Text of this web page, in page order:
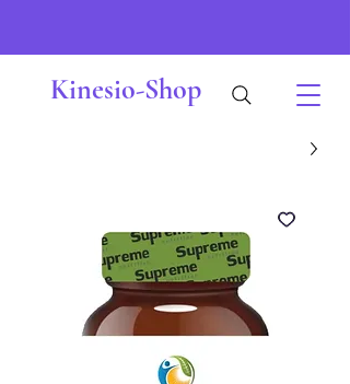
Kinesio-Shop